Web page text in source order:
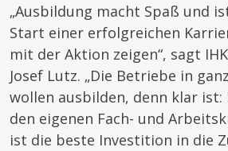
„Ausbildung macht Spaß und
Start einer erfolgreichen
mit der Aktion zeigen“, sagt
Josef Lutz. „Die Betriebe in
wollen ausbilden, denn klar
den eigenen Fach- und
ist die beste Investition in die